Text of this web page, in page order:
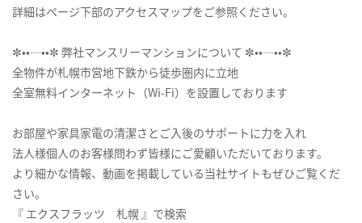
詳細はページ下部のアクセスマップをご参照ください。
✼••┈••✼ 弊社マンスリーマンションについて ✼••┈••✼
全物件が札幌市営地下鉄から徒歩圏内に立地
全室無料インターネット（Wi-Fi）を設置しております
お部屋や家具家電の清潔さとご入後のサポートに力を入れ
法人様個人のお客様問わず皆様にご愛顧いただいております。
より細かな情報、動画を掲載している当社サイトもぜひご覧くだ
さい。
『 エクスフラッツ 札幌 』で検索